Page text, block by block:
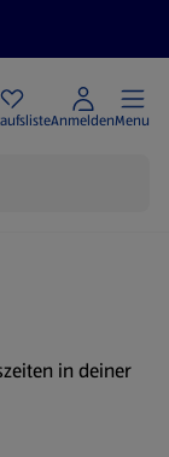
AnmeldenMenu
in deiner